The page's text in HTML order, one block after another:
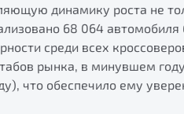
динамику роста не
68 064 автомобиля
среди всех
рынка, в минувшем году
что обеспечило ему